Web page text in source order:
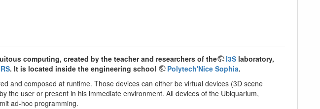
computing, created by the teacher and researchers of the I3S laboratory,
. It is located inside the engineering school Polytech'Nice Sophia.
and composed at runtime. Those devices can either be virtual devices (3D scene
the user or present in his immediate environment. All devices of the Ubiquarium,
ad-hoc programming.